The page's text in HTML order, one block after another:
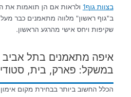
בצוות גוף1
ולראות אם הן תואמות את
שקיפות ויחס אישי מהרגע הראשון.
איפה מתאמנים בתל אביב
במשקל: פארק, בית,
הכלל החשוב ביותר בבחירת מקום